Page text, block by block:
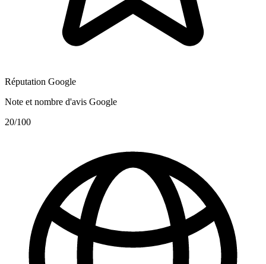
Réputation Google
Note et nombre d'avis Google
20/100